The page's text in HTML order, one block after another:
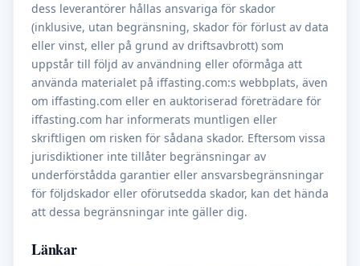
dess leverantörer hållas ansvariga för skador
(inklusive, utan begränsning, skador för förlust av data
eller vinst, eller på grund av driftsavbrott) som
uppstår till följd av användning eller oförmåga att
använda materialet på iffasting.com:s webbplats, även
om iffasting.com eller en auktoriserad företrädare för
iffasting.com har informerats muntligen eller
skriftligen om risken för sådana skador. Eftersom vissa
jurisdiktioner inte tillåter begränsningar av
underförstådda garantier eller ansvarsbegränsningar
för följdskador eller oförutsedda skador, kan det hända
att dessa begränsningar inte gäller dig.
Länkar